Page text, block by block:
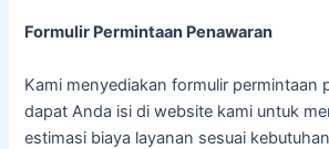
Formulir Permintaan Penawaran
Kami menyediakan formulir permintaan
dapat Anda isi di website kami untuk
estimasi biaya layanan sesuai